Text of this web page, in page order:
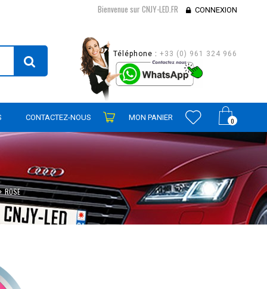
Bienvenue sur CNJY-LED.FR CONNEXION
Téléphone : +33 (0) 961 324 966
0
CONTACTEZ-NOUS MON PANIER
ROSE